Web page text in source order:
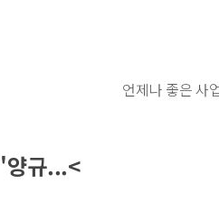
언제나 좋은 사
양규...<